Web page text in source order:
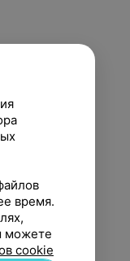
время.
можете
cookie